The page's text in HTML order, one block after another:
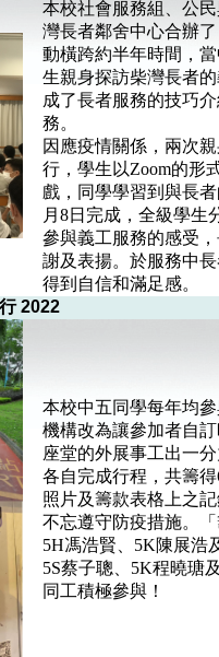
本校社會服務組、公
灣長者鄰舍中心合辦
動橫跨約半年時間，
生親身探訪柴灣長者
成了長者服務的技巧
務。
因應疫情關係，兩次
行，學生以Zoom的形
戲，同學學習到與長
月8日完成，全級學生
參與義工服務的感受
謝及表揚。於服務中
得到自信和滿足感。
2022
本校中五同學每年均
機構改為讓參加者自
座堂的外展事工出一
各自完成行程，共籌
照片及籌款表格上之
不忘遵守防疫措施。
5H馮浩賢、5K陳展浩
5S蔡子聰、5K程曉瑭
同工積極參與！